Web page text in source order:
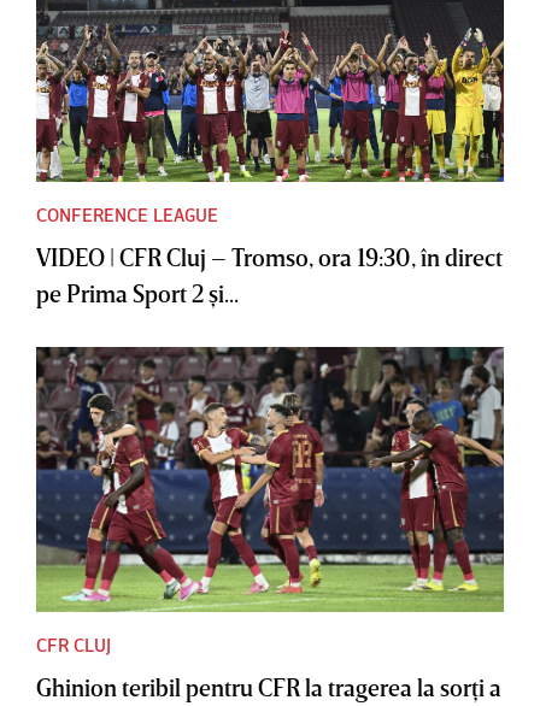
CONFERENCE LEAGUE
VIDEO | CFR Cluj – Tromso, ora 19:30, în direct
pe Prima Sport 2 şi...
CFR CLUJ
Ghinion teribil pentru CFR la tragerea la sorţi a